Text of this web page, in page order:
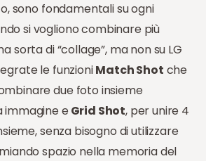
sono fondamentali su ogni
si vogliono combinare più
sorta di “collage”, ma non su LG
le funzioniMatch Shot che
due foto insieme
immagine e Grid Shot, per unire 4
senza bisogno di utilizzare
spazio nella memoria del